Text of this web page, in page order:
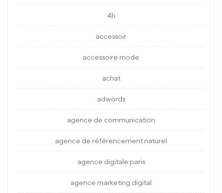
4h
accessoir
accessoire mode
achat
adwords
agence de communication
agence de référencement naturel
agence digitale paris
agence marketing digital